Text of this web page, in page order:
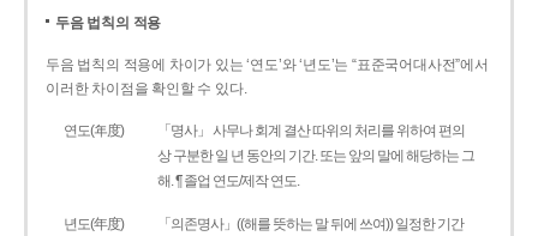
두음 법칙의 적용
두음 법칙의 적용에 차이가 있는 ‘연도’와 ‘년도’는 “표준국어대사전”에서
이러한 차이점을 확인할 수 있다.
연도(年度)
「명사」 사무나 회계 결산 따위의 처리를 위하여 편의
상 구분한 일 년 동안의 기간. 또는 앞의 말에 해당하는 그
해. ¶ 졸업 연도/제작 연도.
년도(年度)
「의존명사」((해를 뜻하는 말 뒤에 쓰여)) 일정한 기간